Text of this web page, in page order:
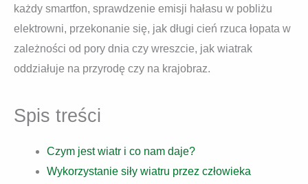
każdy smartfon, sprawdzenie emisji hałasu w pobliżu
elektrowni, przekonanie się, jak długi cień rzuca łopata w
zależności od pory dnia czy wreszcie, jak wiatrak
oddziałuje na przyrodę czy na krajobraz.
Spis treści
Czym jest wiatr i co nam daje?
Wykorzystanie siły wiatru przez człowieka